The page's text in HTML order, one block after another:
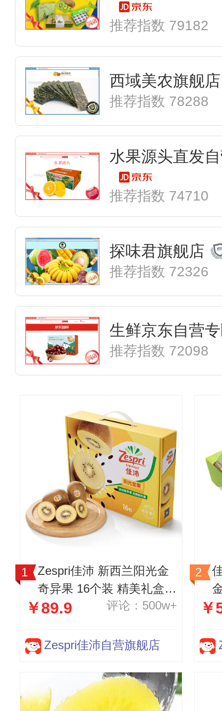
推荐指数 79182
西域美农旗舰店
推荐指数 78288
水果源头直发
推荐指数 74710
探味君旗舰店
推荐指数 72326
生鲜京东自营
推荐指数 72098
Zespri佳沛 新西兰阳光金
奇异果 16个装 精美礼盒
优选经典果 单果约90-100
￥89.9 评论：500w+
Zespri佳沛自营旗舰店
￥